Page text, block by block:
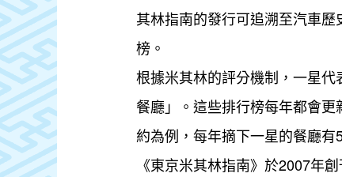
其林指南的發行可追溯至汽車
榜。
根據米其林的評分機制，一星
餐廳」。這些排行榜每年都會
約為例，每年摘下一星的餐廳
《東京米其林指南》於2007年